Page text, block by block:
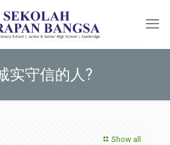
实守信的人?
Show all